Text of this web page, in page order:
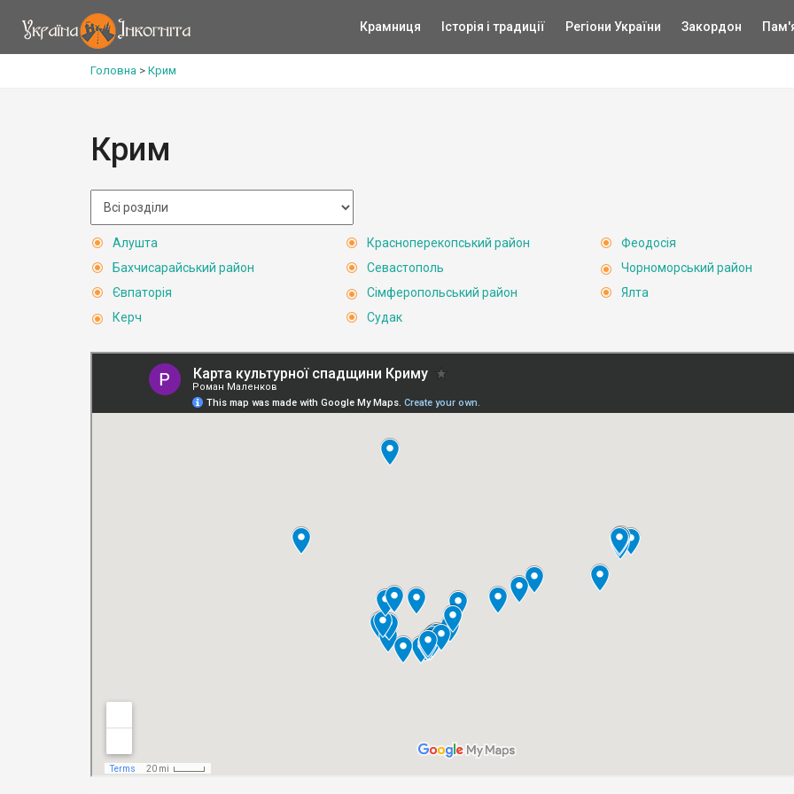
Крамниця Історія і традиції Регіони України Закордон
Головна > Крим
Крим
Алушта
Бахчисарайський район
Євпаторія
Керч
Красноперекопський район
Севастополь
Сімферопольський район
Судак
Феодосія
Чорноморський район
Ялта